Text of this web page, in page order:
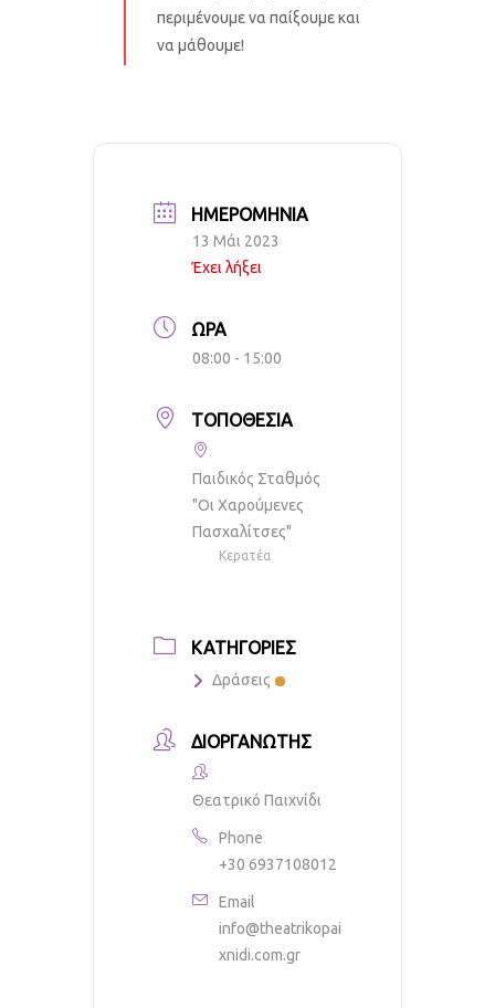
περιμένουμε να παίξουμε και
να μάθουμε!
ΗΜΕΡΟΜΗΝΊΑ
13 Μάι 2023
Έχει λήξει
ΏΡΑ
08:00 - 15:00
ΤΟΠΟΘΕΣΊΑ
Παιδικός Σταθμός
"Οι Χαρούμενες
Πασχαλίτσες"
Κερατέα
ΚΑΤΗΓΟΡΊΕΣ
Δράσεις
ΔΙΟΡΓΑΝΩΤΉΣ
Θεατρικό Παιχνίδι
Phone
+30 6937108012
Email
info@theatrikopai
xnidi.com.gr